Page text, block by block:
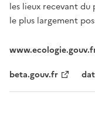
les lieux recevant
le plus largement
beta.gouv.fr